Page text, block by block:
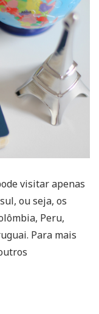
visitar apenas
ou seja, os
Peru,
Para mais